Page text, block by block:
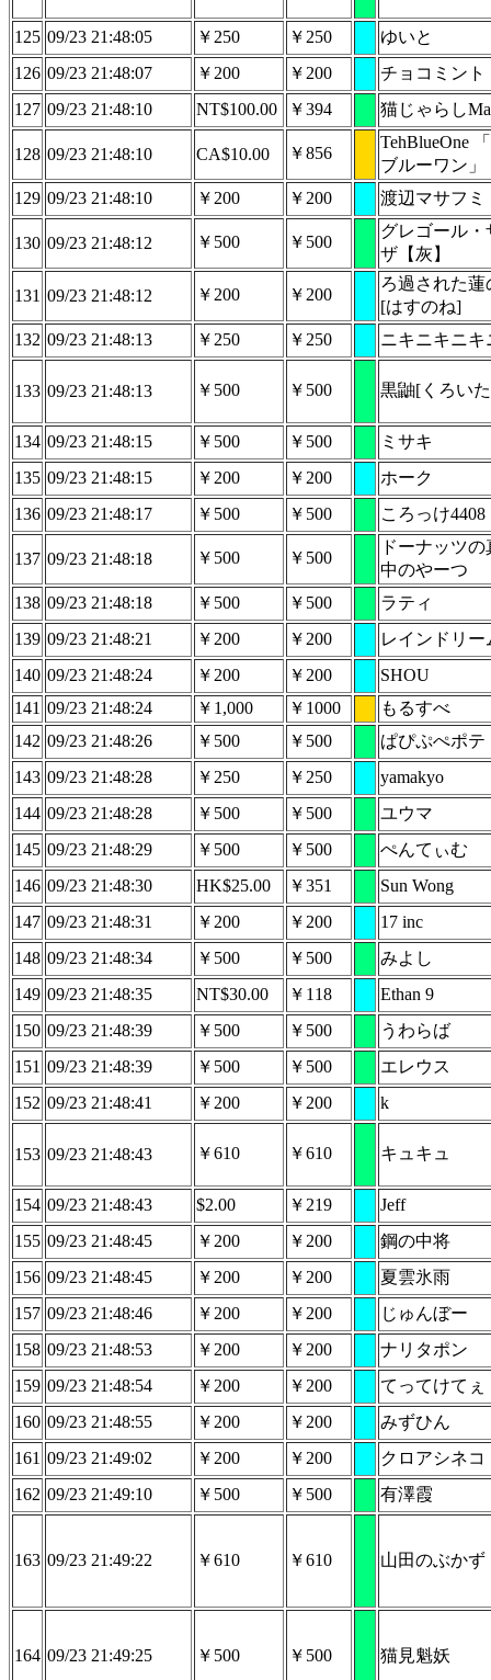
125 09/23 21:48:05 ￥250 ￥250
ゆいと
126 09/23 21:48:07 ￥200 ￥200
チョコミント
127 09/23 21:48:10 NT$100.00 ￥394 猫じゃらし
128 09/23 21:48:10 CA$10.00 ￥856
TehBlueOne
ブルーワン」
129 09/23 21:48:10 ￥200 ￥200 渡辺マサフミ
130 09/23 21:48:12 ￥500 ￥500
グレゴール・
ザ【灰】
131 09/23 21:48:12 ￥200 ￥200
ろ過された蓮
[はすのね]
132 09/23 21:48:13 ￥250 ￥250 ニキニキニキ
133 09/23 21:48:13 ￥500 ￥500 黒鼬[くろい
134 09/23 21:48:15 ￥500 ￥500
ミサキ
135 09/23 21:48:15 ￥200 ￥200
ホーク
136 09/23 21:48:17 ￥500 ￥500 ころっけ4408
137 09/23 21:48:18 ￥500 ￥500
ドーナッツの
中のやーつ
138 09/23 21:48:18 ￥500 ￥500
ラティ
139 09/23 21:48:21 ￥200 ￥200
レインドリー
140 09/23 21:48:24 ￥200 ￥200
SHOU
141 09/23 21:48:24 ￥1,000 ￥1000
もるすべ
142 09/23 21:48:26 ￥500 ￥500
ぱぴぷぺポテ
143 09/23 21:48:28 ￥250 ￥250
yamakyo
144 09/23 21:48:28 ￥500 ￥500
ユウマ
145 09/23 21:48:29 ￥500 ￥500
ぺんてぃむ
146 09/23 21:48:30 HK$25.00 ￥351
Sun Wong
147 09/23 21:48:31 ￥200 ￥200
17 inc
148 09/23 21:48:34 ￥500 ￥500
みよし
149 09/23 21:48:35 NT$30.00 ￥118
Ethan 9
150 09/23 21:48:39 ￥500 ￥500
うわらば
151 09/23 21:48:39 ￥500 ￥500
エレウス
152 09/23 21:48:41 ￥200 ￥200 k
153 09/23 21:48:43 ￥610 ￥610 キュキュ
154 09/23 21:48:43 $2.00 ￥219
Jeff
155 09/23 21:48:45 ￥200 ￥200
鋼の中将
156 09/23 21:48:45 ￥200 ￥200
夏雲氷雨
157 09/23 21:48:46 ￥200 ￥200
じゅんぼー
158 09/23 21:48:53 ￥200 ￥200
ナリタポン
159 09/23 21:48:54 ￥200 ￥200
てってけてぇ
160 09/23 21:48:55 ￥200 ￥200
みずひん
161 09/23 21:49:02 ￥200 ￥200
クロアシネコ
162 09/23 21:49:10 ￥500 ￥500 有澤霞
163 09/23 21:49:22 ￥610 ￥610 山田のぶかず
164 09/23 21:49:25 ￥500 ￥500 猫見魁妖